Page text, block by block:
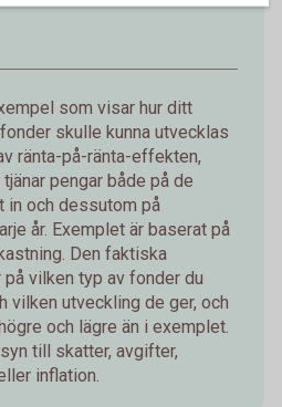
som visar hur ditt
skulle kunna utvecklas
ränta-på-ränta-effekten,
pengar både på de
in och dessutom på
år. Exemplet är baserat på
Den faktiska
vilken typ av fonder du
vilken utveckling de ger, och
och lägre än i exemplet.
till skatter, avgifter,
inflation.